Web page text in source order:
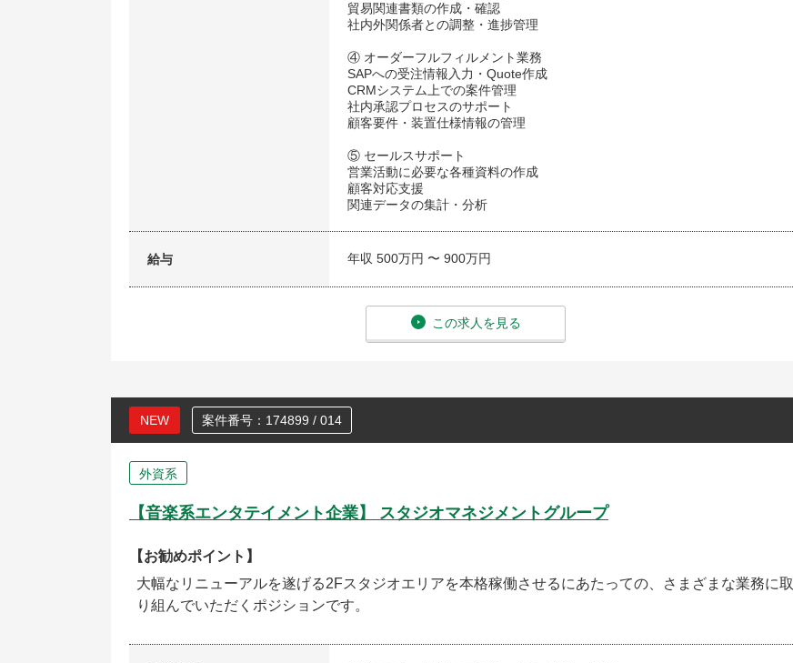
貿易関連書類の作成・確認
社内外関係者との調整・進捗管理
④ オーダーフルフィルメント業務
SAPへの受注情報入力・Quote作成
CRMシステム上での案件管理
社内承認プロセスのサポート
顧客要件・装置仕様情報の管理
⑤ セールスサポート
営業活動に必要な各種資料の作成
顧客対応支援
関連データの集計・分析
給与 年収 500万円 〜 900万円
この求人を見る
NEW 案件番号：174899 / 014
外資系
【音楽系エンタテイメント企業】 スタジオマネジメントグループ
【お勧めポイント】
大幅なリニューアルを遂げる2Fスタジオエリアを本格稼働させるにあたっての、さまざまな業務に取
り組んでいただくポジションです。